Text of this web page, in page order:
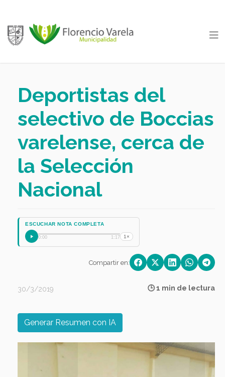
Deportistas del
selectivo de Boccias
varelense, cerca de
la Selección
Nacional
ESCUCHAR NOTA COMPLETA
0:00 1:17 1×
Compartir en:
30/3/2019 🕒 1 min de lectura
Generar Resumen con IA